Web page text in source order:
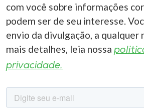
com você sobre informações
podem ser de seu interesse.
envio da divulgação, a qualquer
mais detalhes, leia nossa
privacidade.